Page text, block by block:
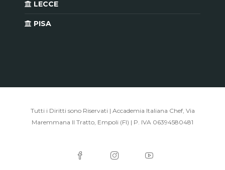
LECCE
PISA
Tutti i Diritti sono Riservati | Accademia Italiana Chef, Via
Maremmana II Tratto, Empoli (FI) | P. IVA 06394580481